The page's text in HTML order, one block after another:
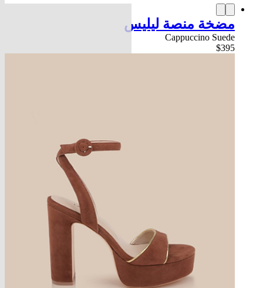
مضخة منصة ليليس
Cappuccino Suede
$395